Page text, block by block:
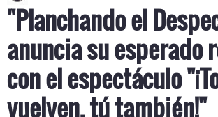
"Planchando el
anuncia su esperado
con el espectáculo
vuelven, tú también!"